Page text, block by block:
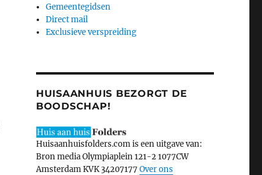
Gemeentegidsen
Direct mail
Exclusieve verspreiding
HUISAANHUIS BEZORGT DE
BOODSCHAP!
Huisaanhuisfolders.com is een uitgave van:
Bron media Olympiaplein 121-2 1077CW
Amsterdam KVK 34207177 Over ons